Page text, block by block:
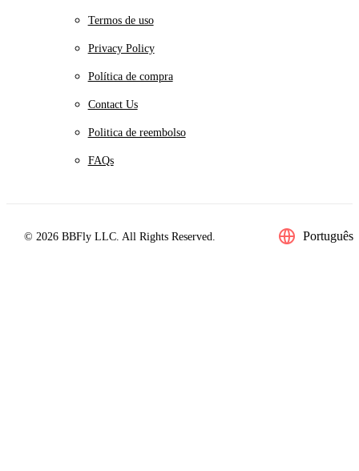
Termos de uso
Privacy Policy
Política de compra
Contact Us
Politica de reembolso
FAQs
© 2026 BBFly LLC. All Rights Reserved. Português